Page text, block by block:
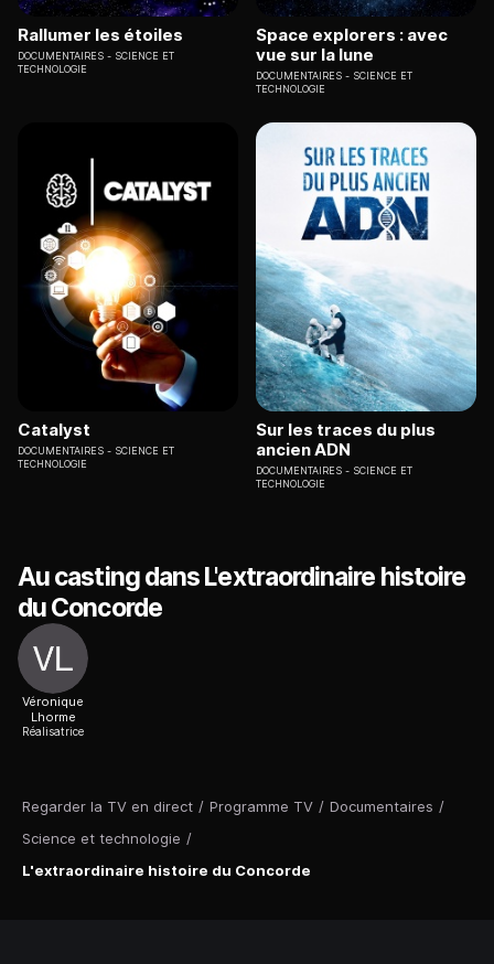
Regarder la TV en direct / Programme TV / Documentaires /
Science et technologie /
L'extraordinaire histoire du Concorde
Rallumer les étoiles
DOCUMENTAIRES
SCIENCE ET
TECHNOLOGIE
Space explorers : avec
vue sur la lune
DOCUMENTAIRES
SCIENCE ET
TECHNOLOGIE
Catalyst
DOCUMENTAIRES
SCIENCE ET
TECHNOLOGIE
Sur les traces du plus
ancien ADN
DOCUMENTAIRES
SCIENCE ET
TECHNOLOGIE
Au casting dans L'extraordinaire histoire
du Concorde
Véronique
Lhorme
Réalisatrice